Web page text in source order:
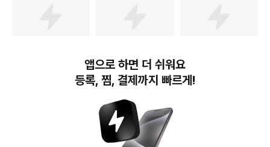
이지홀릭 냉감패드 오코텍
스 인증 여름 침대 쿨매트,
10,950원
파파레서피 블레미쉬 효소
클렌징 파우더, 50g, 1개
18,610
외갓집 진심 갈비탕 (냉
동), 650g, 4개
번개장터(주) 사업자정보, 이용약관 및 기타 법적고지
번개장터㈜는 통신판매중개자이며, 통신판매의 당사자가 아닙니다. 전자상거래 등에서의
앱으로 하면 더 쉬워요
등록, 찜, 결제까지 빠르게!